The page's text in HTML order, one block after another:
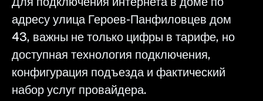
адресу улица Героев-Панфиловцев дом
43, важны не только цифры в тарифе, но
доступная технология подключения,
конфигурация подъезда и фактический
набор услуг провайдера.